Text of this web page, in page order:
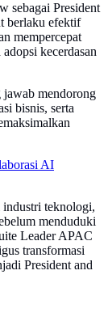
sebagai President
berlaku efektif
mempercepat
kecerdasan
jawab mendorong
bisnis, serta
AI
industri teknologi,
menduduki
Leader APAC
transformasi
President and